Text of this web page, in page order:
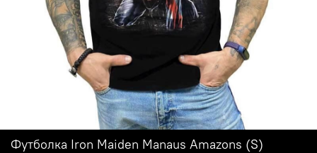
Футболка Iron Maiden Manaus Amazons (S)